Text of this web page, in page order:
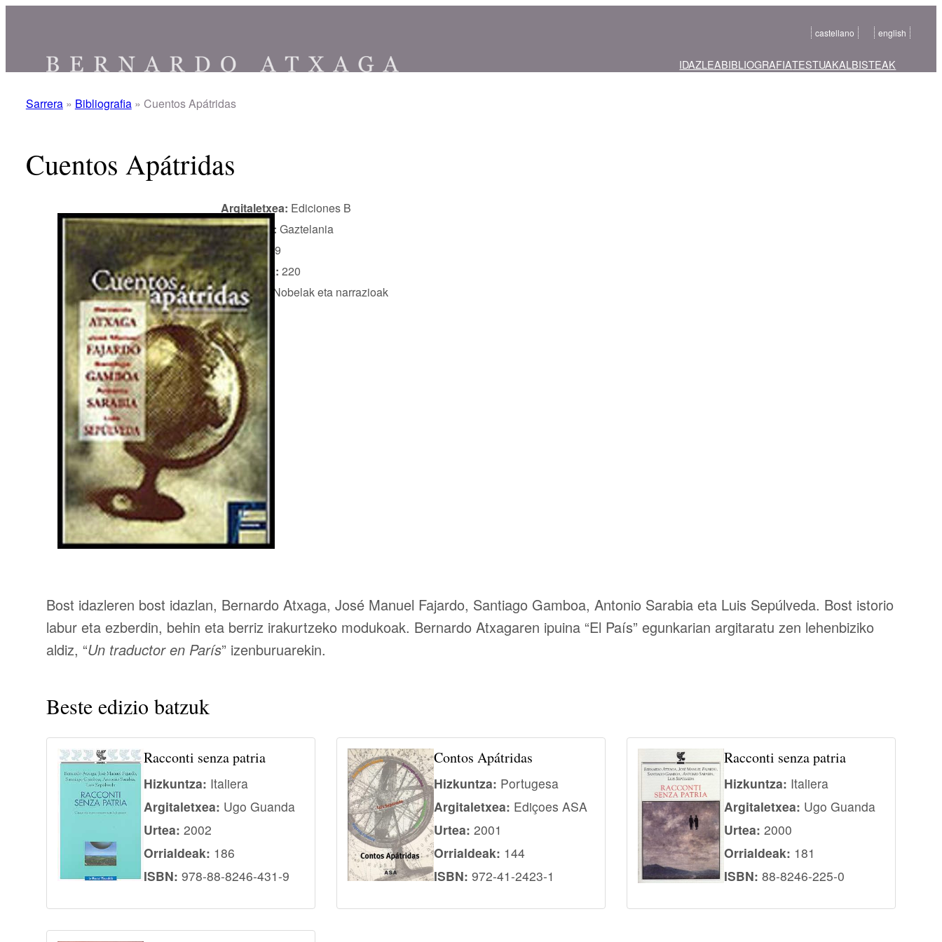
castellano english
IDAZLEABIBLIOGRAFIATESTUAKALBISTEAK
Sarrera» Bibliografia» Cuentos Apátridas
Cuentos Apátridas
Argitaletxea: Ediciones B
Hizkuntza: Gaztelania
Urtea:
1999
Orrialdeak: 220
Generoa:
Nobelak eta narrazioak
Bost idazleren bost idazlan, Bernardo Atxaga, José Manuel Fajardo, Santiago Gamboa, Antonio Sarabia eta Luis Sepúlveda. Bost istorio
labur eta ezberdin, behin eta berriz irakurtzeko modukoak. Bernardo Atxagaren ipuina “El País” egunkarian argitaratu zen lehenbiziko
aldiz, “Un traductor en París” izenburuarekin.
Beste edizio batzuk
Racconti senza patria
Hizkuntza: Italiera
Argitaletxea: Ugo Guanda
Urtea: 2002
Orrialdeak: 186
ISBN: 978-88-8246-431-9
Contos Apátridas
Hizkuntza: Portugesa
Argitaletxea: Ediçoes ASA
Urtea: 2001
Orrialdeak: 144
ISBN: 972-41-2423-1
Racconti senza patria
Hizkuntza: Italiera
Argitaletxea: Ugo Guanda
Urtea: 2000
Orrialdeak: 181
ISBN: 88-8246-225-0